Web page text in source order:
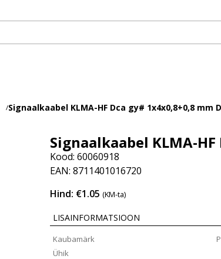
/Signaalkaabel KLMA-HF Dca gy# 1x4x0,8+0,8 mm
Signaalkaabel KLMA-HF
Kood: 60060918
EAN: 8711401016720
Hind: €1.05(KM-ta)
LISAINFORMATSIOON
Kaubamärk
Ühik